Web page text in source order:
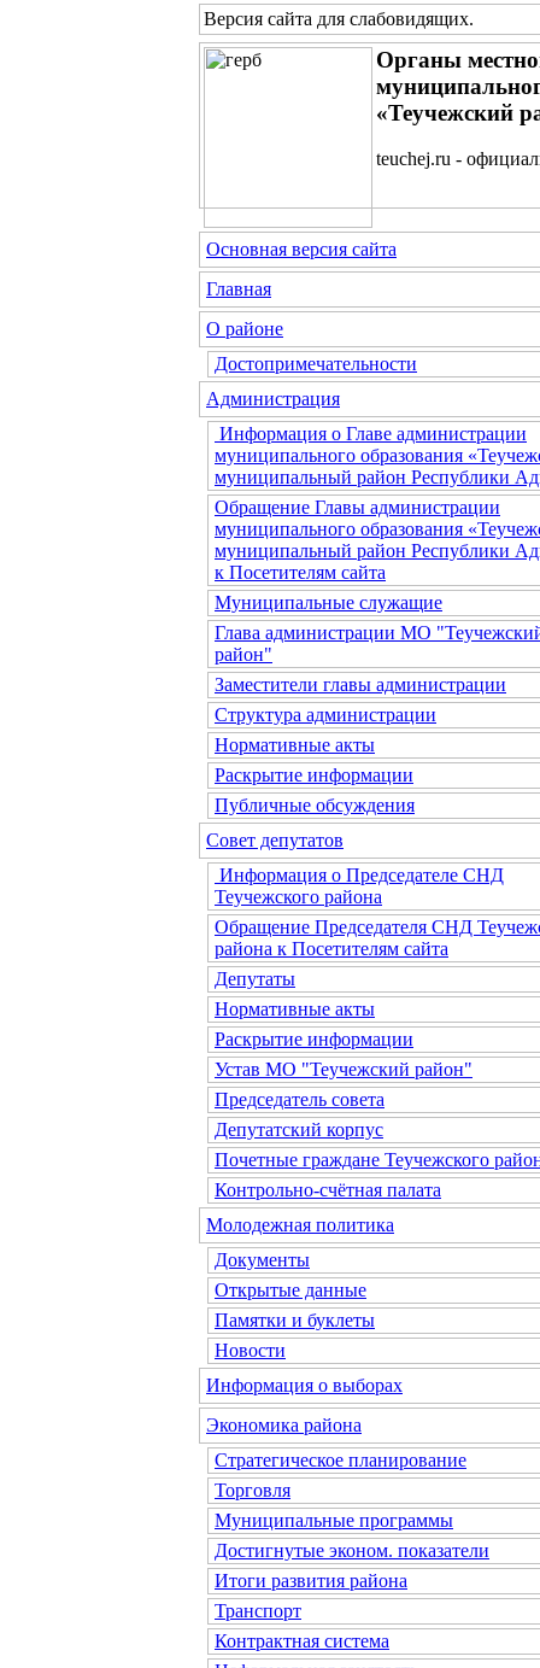
Версия сайта для слабовидящих.
Органы
«Теучежский
teuchej.ru -
Основная версия сайта
Главная
О районе
Достопримечательности
Администрация
Информация о Главе администрации
муниципального образования
муниципальный район Республики
Обращение Главы администрации
муниципального образования
муниципальный район Республики
к Посетителям сайта
Муниципальные служащие
Глава администрации МО
район"
Заместители главы администрации
Структура администрации
Нормативные акты
Раскрытие информации
Публичные обсуждения
Совет депутатов
Информация о Председателе СНД
Теучежского района
Обращение Председателя СНД
района к Посетителям сайта
Депутаты
Нормативные акты
Раскрытие информации
Устав МО "Теучежский район"
Председатель совета
Депутатский корпус
Почетные граждане Теучежского
Контрольно-счётная палата
Молодежная политика
Документы
Открытые данные
Памятки и буклеты
Новости
Информация о выборах
Экономика района
Стратегическое планирование
Торговля
Муниципальные программы
Достигнутые эконом. показатели
Итоги развития района
Транспорт
Контрактная система